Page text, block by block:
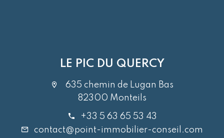
LE PIC DU QUERCY
635 chemin de Lugan Bas
82300 Monteils
+33 5 63 65 53 43
contact@point-immobilier-conseil.com